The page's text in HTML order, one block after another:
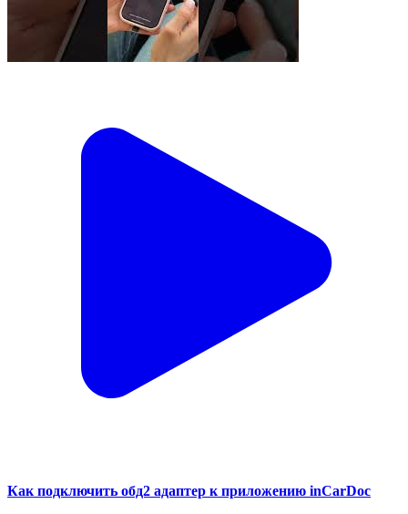
Как подключить обд2 адаптер к приложению inCarDoc